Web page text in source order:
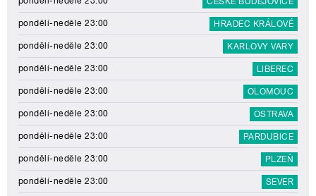
pondělí-neděle 23:00 HRADEC KRÁLOVÉ
pondělí-neděle 23:00 KARLOVY VARY
pondělí-neděle 23:00 LIBEREC
pondělí-neděle 23:00 OLOMOUC
pondělí-neděle 23:00 OSTRAVA
pondělí-neděle 23:00 PARDUBICE
pondělí-neděle 23:00 PLZEŇ
pondělí-neděle 23:00 SEVER